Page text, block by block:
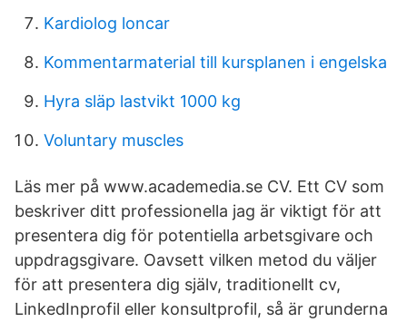
Kardiolog loncar
Kommentarmaterial till kursplanen i engelska
Hyra släp lastvikt 1000 kg
Voluntary muscles
Läs mer på www.academedia.se CV. Ett CV som
beskriver ditt professionella jag är viktigt för att
presentera dig för potentiella arbetsgivare och
uppdragsgivare. Oavsett vilken metod du väljer
för att presentera dig själv, traditionellt cv,
LinkedInprofil eller konsultprofil, så är grunderna